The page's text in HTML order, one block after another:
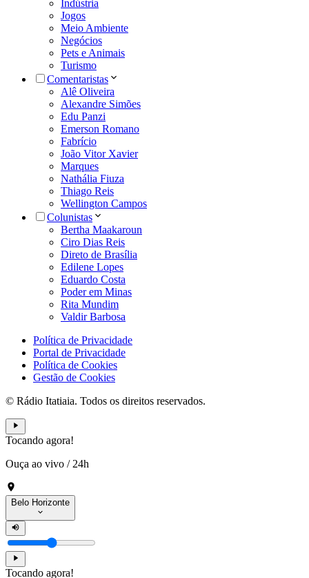
Indústria
Jogos
Meio Ambiente
Negócios
Pets e Animais
Turismo
Comentaristas
Alê Oliveira
Alexandre Simões
Edu Panzi
Emerson Romano
Fabrício
João Vitor Xavier
Marques
Nathália Fiuza
Thiago Reis
Wellington Campos
Colunistas
Bertha Maakaroun
Ciro Dias Reis
Direto de Brasília
Edilene Lopes
Eduardo Costa
Poder em Minas
Rita Mundim
Valdir Barbosa
Política de Privacidade
Portal de Privacidade
Política de Cookies
Gestão de Cookies
© Rádio Itatiaia. Todos os direitos reservados.
Tocando agora!
Ouça ao vivo / 24h
Belo Horizonte
Tocando agora!